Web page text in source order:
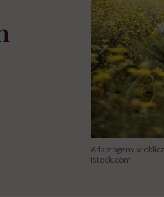
Adaptogeny w
Istock.com